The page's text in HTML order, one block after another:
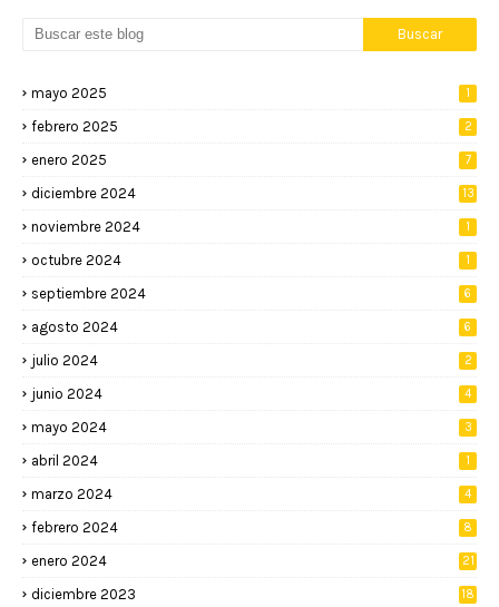
mayo 2025 1
febrero 2025 2
enero 2025 7
diciembre 2024 13
noviembre 2024 1
octubre 2024 1
septiembre 2024 6
agosto 2024 6
julio 2024 2
junio 2024 4
mayo 2024 3
abril 2024 1
marzo 2024 4
febrero 2024 8
enero 2024 21
diciembre 2023 18